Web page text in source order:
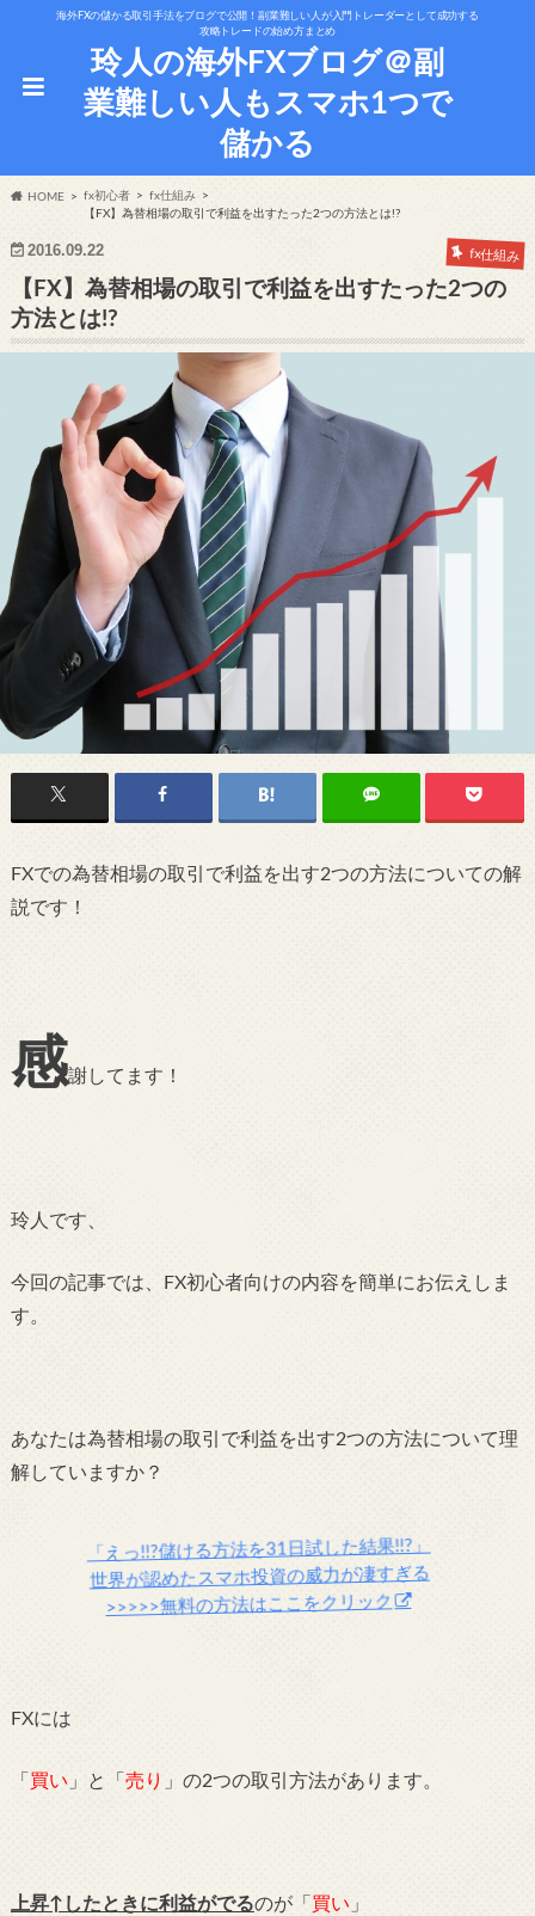
海外FXの儲かる取引手法をブログで公開！副業難しい人が入門トレーダーとして成功する
攻略トレードの始め方まとめ
玲人の海外FXブログ＠副
業難しい人もスマホ1つで
儲かる
HOME fx初心者
fx仕組み
【FX】為替相場の取引で利益を出すたった2つの方法とは!?
2016.09.22 fx仕組み
【FX】為替相場の取引で利益を出すたった2つの
方法とは!?
FXでの為替相場の取引で利益を出す2つの方法についての解
説です！
感謝してます！
玲人です、
今回の記事では、FX初心者向けの内容を簡単にお伝えしま
す。
あなたは為替相場の取引で利益を出す2つの方法について理
解していますか？
「えっ!!?儲ける方法を31日試した結果!!?」
世界が認めたスマホ投資の威力が凄すぎる
>>>>>無料の方法はここをクリック
FXには
「 買い 」と「 売り 」の2つの取引方法があります。
上昇↑したときに利益がでるのが「 買い 」